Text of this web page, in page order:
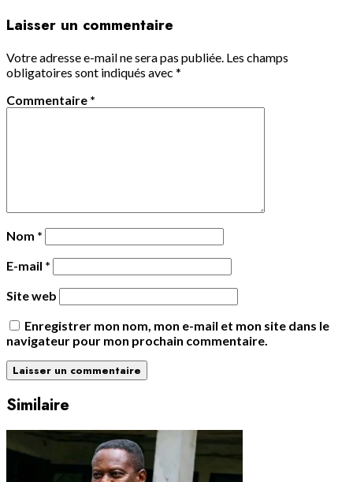
Laisser un commentaire
Votre adresse e-mail ne sera pas publiée. Les champs
obligatoires sont indiqués avec *
Commentaire *
Nom *
E-mail *
Site web
Enregistrer mon nom, mon e-mail et mon site dans le
navigateur pour mon prochain commentaire.
Similaire